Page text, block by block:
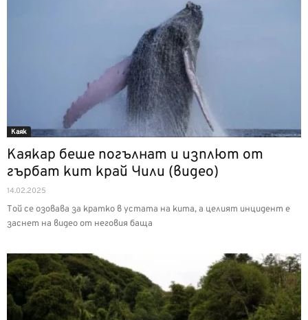
Каяк
Каякар беше погълнат и изплют от
гърбат кит край Чили (видео)
14.02.2025
Той се озовава за кратко в устата на кита, а целият инцидент е
заснет на видео от неговия баща